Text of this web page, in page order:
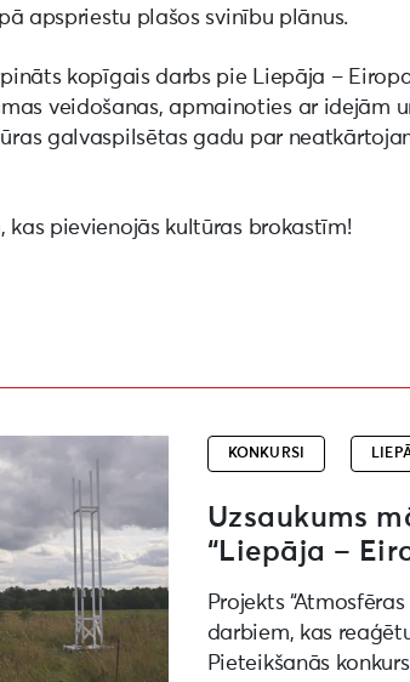
apspriestu plašos svinību plānus.
kopīgais darbs pie Liepāja –
veidošanas, apmainoties ar idejām
galvaspilsētas gadu par
kas pievienojās kultūras brokastīm!
KONKURSI
Uzsaukums
“Liepāja –
Projekts
darbiem, kas
Pieteikšanās